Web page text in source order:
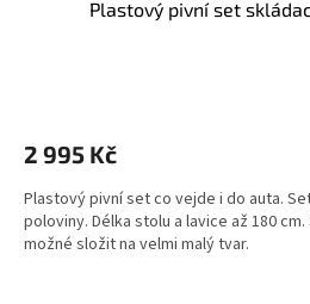
Plastový pivní set
2 995 Kč
Plastový pivní set co vejde i do auta.
poloviny. Délka stolu a lavice až 180
možné složit na velmi malý tvar.